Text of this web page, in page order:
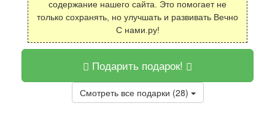
содержание нашего сайта. Это помогает не
только сохранять, но улучшать и развивать Вечно
С нами.ру!
Подарить подарок!
Смотреть все подарки (28)